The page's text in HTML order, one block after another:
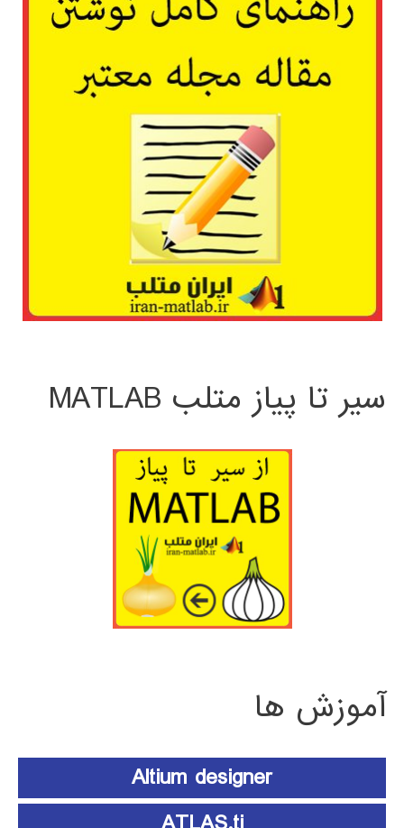
سیر تا پیاز متلب MATLAB
آموزش ها
Altium designer